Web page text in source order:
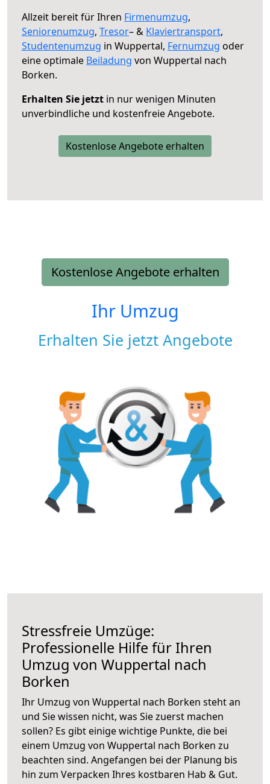
Allzeit bereit für Ihren Firmenumzug,
Seniorenumzug, Tresor– & Klaviertransport,
Studentenumzug in Wuppertal, Fernumzug oder
eine optimale Beiladung von Wuppertal nach
Borken.
Erhalten Sie jetzt in nur wenigen Minuten
unverbindliche und kostenfreie Angebote.
Kostenlose Angebote erhalten
Kostenlose Angebote erhalten
Ihr Umzug
Erhalten Sie jetzt Angebote
Stressfreie Umzüge:
Professionelle Hilfe für Ihren
Umzug von Wuppertal nach
Borken
Ihr Umzug von Wuppertal nach Borken steht an
und Sie wissen nicht, was Sie zuerst machen
sollen? Es gibt einige wichtige Punkte, die bei
einem Umzug von Wuppertal nach Borken zu
beachten sind. Angefangen bei der Planung bis
hin zum Verpacken Ihres kostbaren Hab & Gut.